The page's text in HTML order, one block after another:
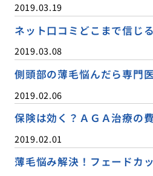
2019.03.19
ネット口コミどこまで信じ
2019.03.08
側頭部の薄毛悩んだら専門
2019.02.06
保険は効く？ＡＧＡ治療の
2019.02.01
薄毛悩み解決！フェードカ